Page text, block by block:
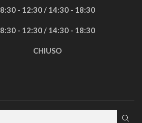
8:30 - 12:30 / 14:30 - 18:30
8:30 - 12:30 / 14:30 - 18:30
CHIUSO